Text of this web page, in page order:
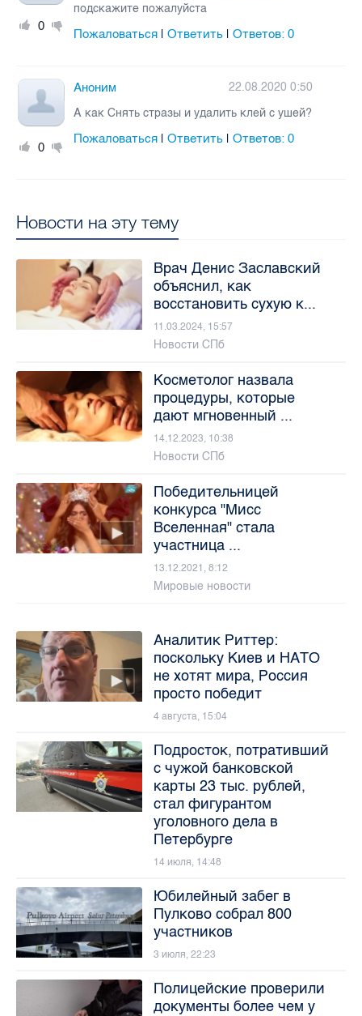
0
подскажите пожалуйста
Пожаловаться |Ответить |Ответов:0
0
Аноним
22.08.2020 0:50
А как Снять стразы и удалить клей с ушей?
Пожаловаться |Ответить |Ответов:0
Новости на эту тему
Врач Денис Заславский
объяснил, как
восстановить сухую к...
11.03.2024, 15:57
Новости СПб
Косметолог назвала
процедуры, которые
дают мгновенный ...
14.12.2023, 10:38
Новости СПб
Победительницей
конкурса "Мисс
Вселенная" стала
участница ...
13.12.2021, 8:12
Мировые новости
Аналитик Риттер:
поскольку Киев и НАТО
не хотят мира, Россия
просто победит
4 августа, 15:04
Подросток, потративший
с чужой банковской
карты 23 тыс. рублей,
стал фигурантом
уголовного дела в
Петербурге
14 июля, 14:48
Юбилейный забег в
Пулково собрал 800
участников
3 июля, 22:23
Полицейские проверили
документы более чем у